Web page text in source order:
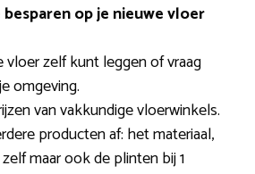
op je nieuwe vloer
vloer zelf kunt leggen of vraag
omgeving.
van vakkundige vloerwinkels.
producten af: het materiaal,
maar ook de plinten bij 1